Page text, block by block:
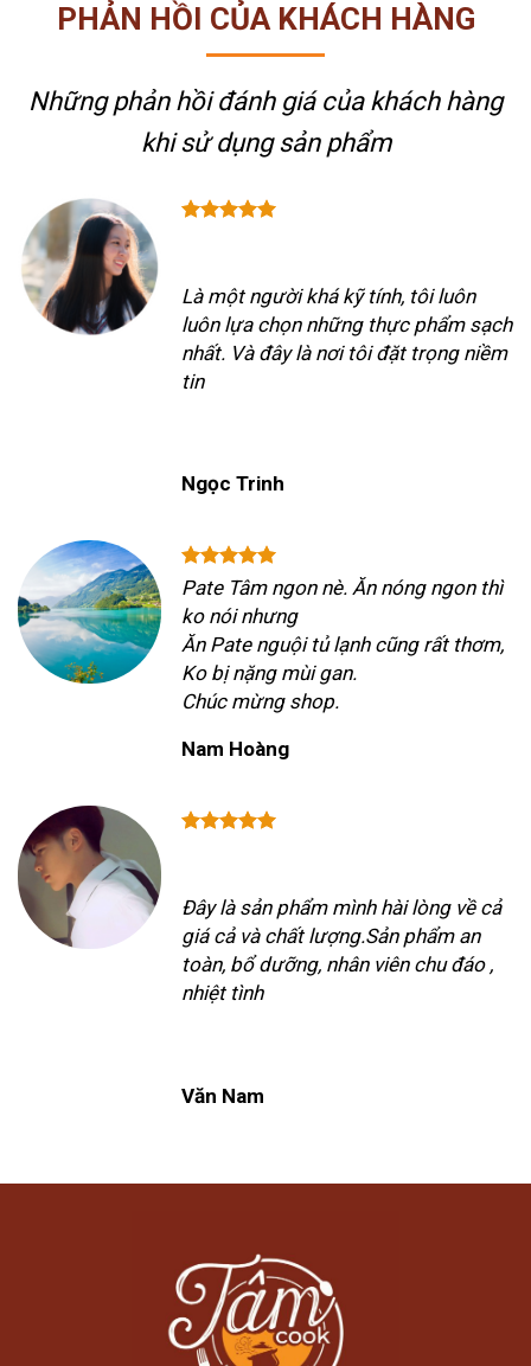
PHẢN HỒI CỦA KHÁCH HÀNG
Những phản hồi đánh giá của khách hàng
khi sử dụng sản phẩm
Là một người khá kỹ tính, tôi luôn
luôn lựa chọn những thực phẩm sạch
nhất. Và đây là nơi tôi đặt trọng niềm
tin
Ngọc Trinh
Pate Tâm ngon nè. Ăn nóng ngon thì
ko nói nhưng
Ăn Pate nguội tủ lạnh cũng rất thơm,
Ko bị nặng mùi gan.
Chúc mừng shop.
Nam Hoàng
Đây là sản phẩm mình hài lòng về cả
giá cả và chất lượng.Sản phẩm an
toàn, bổ dưỡng, nhân viên chu đáo ,
nhiệt tình
Văn Nam